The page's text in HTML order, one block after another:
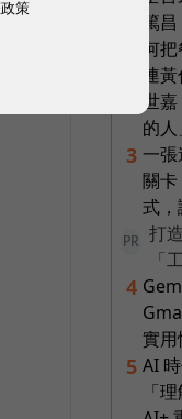
篤
何
連
世
的
3 一
關
式，
PR
打
「
4
實用
5 AI
「
策